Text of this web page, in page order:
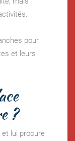
pour
et leurs
?
lui procure